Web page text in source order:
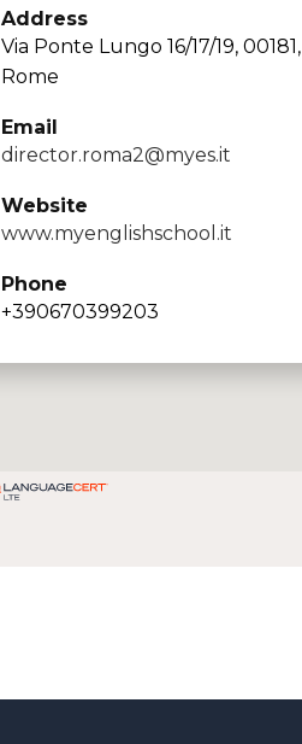
Address
Via Ponte Lungo 16/17/19, 00181,
Rome
Email
director.roma2@myes.it
Website
www.myenglishschool.it
Phone
+390670399203